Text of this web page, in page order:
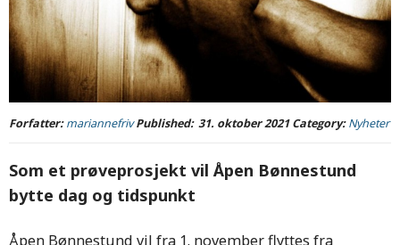
Forfatter:mariannefrivPublished: 31. oktober 2021 Category:Nyheter
Som et prøveprosjekt vil Åpen Bønnestund
bytte dag og tidspunkt
Åpen Bønnestund vil fra 1. november flyttes fra